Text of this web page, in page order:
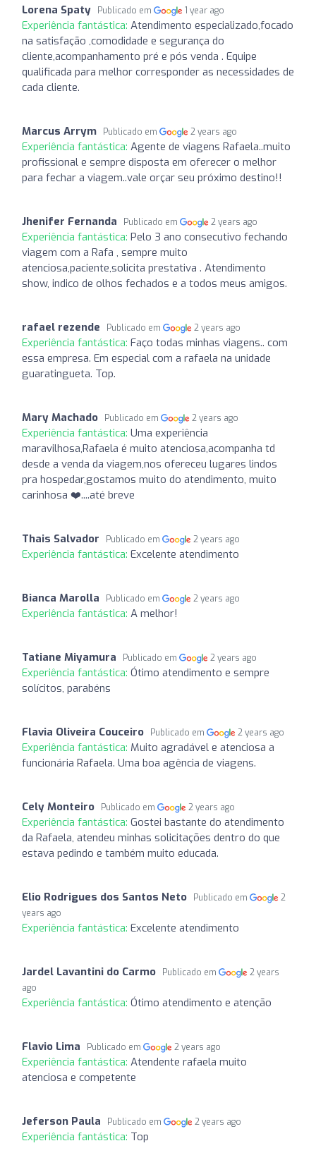
Lorena Spaty Publicado em 1 year ago
Experiência fantástica: Atendimento especializado,focado
na satisfação ,comodidade e segurança do
cliente,acompanhamento pré e pós venda . Equipe
qualificada para melhor corresponder as necessidades de
cada cliente.
Marcus Arrym Publicado em 2 years ago
Experiência fantástica: Agente de viagens Rafaela..muito
profissional e sempre disposta em oferecer o melhor
para fechar a viagem..vale orçar seu próximo destino!!
Jhenifer Fernanda Publicado em 2 years ago
Experiência fantástica: Pelo 3 ano consecutivo fechando
viagem com a Rafa , sempre muito
atenciosa,paciente,solicita prestativa . Atendimento
show, indico de olhos fechados e a todos meus amigos.
rafael rezende Publicado em 2 years ago
Experiência fantástica: Faço todas minhas viagens.. com
essa empresa. Em especial com a rafaela na unidade
guaratingueta. Top.
Mary Machado Publicado em 2 years ago
Experiência fantástica: Uma experiência
maravilhosa,Rafaela é muito atenciosa,acompanha td
desde a venda da viagem,nos ofereceu lugares lindos
pra hospedar,gostamos muito do atendimento, muito
carinhosa ❤️....até breve
Thais Salvador Publicado em 2 years ago
Experiência fantástica: Excelente atendimento
Bianca Marolla Publicado em 2 years ago
Experiência fantástica: A melhor!
Tatiane Miyamura Publicado em 2 years ago
Experiência fantástica: Ótimo atendimento e sempre
solícitos, parabéns
Flavia Oliveira Couceiro Publicado em 2 years ago
Experiência fantástica: Muito agradável e atenciosa a
funcionária Rafaela. Uma boa agência de viagens.
Cely Monteiro Publicado em 2 years ago
Experiência fantástica: Gostei bastante do atendimento
da Rafaela, atendeu minhas solicitações dentro do que
estava pedindo e também muito educada.
Elio Rodrigues dos Santos Neto Publicado em
2
years ago
Experiência fantástica: Excelente atendimento
Jardel Lavantini do Carmo Publicado em
2 years
ago
Experiência fantástica: Ótimo atendimento e atenção
Flavio Lima Publicado em 2 years ago
Experiência fantástica: Atendente rafaela muito
atenciosa e competente
Jeferson Paula Publicado em 2 years ago
Experiência fantástica: Top